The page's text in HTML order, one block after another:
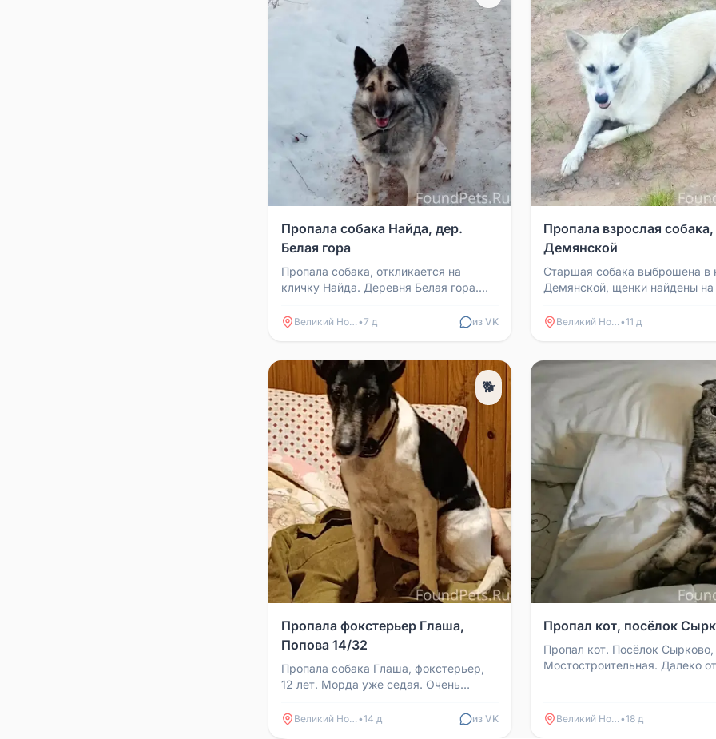
Пропала собака Найда, дер.
Белая гора
Пропала собака, откликается на
кличку Найда. Деревня Белая гора.
89517239143, если увидите.
Великий Новгород•7 д из VK
Пропала взрослая
Демянской
Старшая собака выброшена в
Демянской, щенки найдены на
Великий Новгород•11 д
🐕
Пропала фокстерьер Глаша,
Попова 14/32
Пропала собака Глаша, фокстерьер,
12 лет. Морда уже седая. Очень
лифте до 3 этажа, и...
Великий Новгород•14 д из VK
Пропал кот, посёлок
Пропал кот. Посёлок Сырково,
Мостостроительная. Далеко
Великий Новгород•18 д